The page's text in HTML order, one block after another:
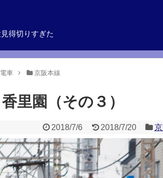
得切りすぎた
車 京阪本線
里園（その３）
2018/7/6 2018/7/20